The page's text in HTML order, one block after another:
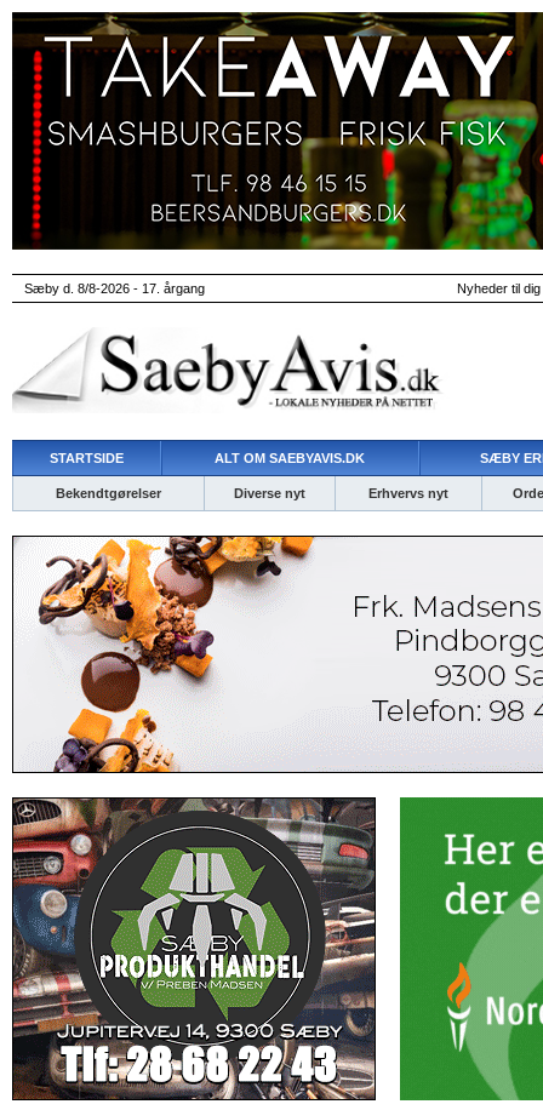
Sæby d. 8/8-2026 - 17. årgang Nyheder til
STARTSIDE ALT OM SAEBYAVIS.DK SÆBY
Bekendtgørelser Diverse nyt Erhvervs nyt